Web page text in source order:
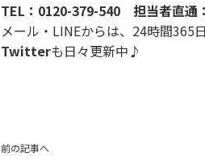
TEL： 0120-379-540 担当者直通：
メール・LINEからは、24時間365
Twitterも日々更新中♪
前の記事へ